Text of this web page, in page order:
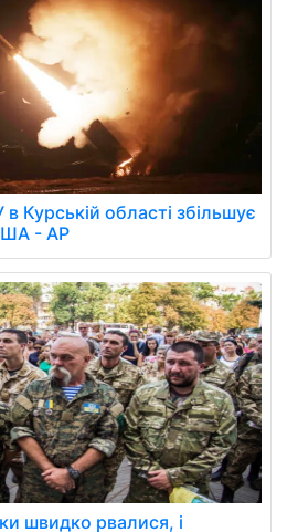
Курській області збільшує
- AP
швидко рвалися, і